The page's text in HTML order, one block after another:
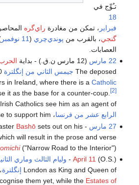
تـُوِّج في
18
فبراير ، تمكن من مغادرة راي‌گره
گنجي، بالقرب من پوندي‌چري (11 نوفمبر
العصابات.
22 مارس
(12 مارس ن.ق.) - بداية الحرب
The deposed جيمس الثاني من إنگلترة lands with 6,000
in Ireland, where there is a Catholic
it as the base for a counter-coup.
[2]
Catholics see him as an agent of
الرابع عشر من فرنسا، and refuse to support him.
27 مارس
- Japanese
Bashōsets out on his
will result in the prose and verse
("Narrow Road to the Interior").
April 11 (O.S.) - وليام الثالث وماري
London as King and Queen of إنگلترة،
them yet, while the Estates of